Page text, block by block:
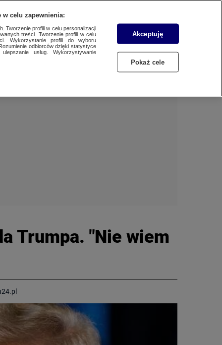
BIZNES
CIEKAWOSTKI
TVN24 УКРАЇНСЬКОЮ
МОВОЮ
Dzień dobry!
ZALOGUJ SIĘ
Trumpa. "Nie wiem
w celu zapewnienia:
Tworzenie profili w celu personalizacji
treści. Tworzenie profili w celu
Wykorzystanie profili do wyboru
odbiorców dzięki statystyce
usług. Wykorzystywanie
Akceptuję
Pokaż cele